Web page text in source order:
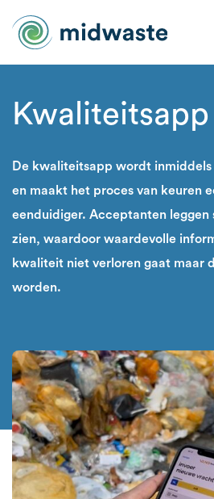
De kwaliteitsapp wordt
en maakt het proces van keuren
eenduidiger. Acceptanten leggen
zien, waardoor waardevolle
kwaliteit niet verloren gaat maar
worden.